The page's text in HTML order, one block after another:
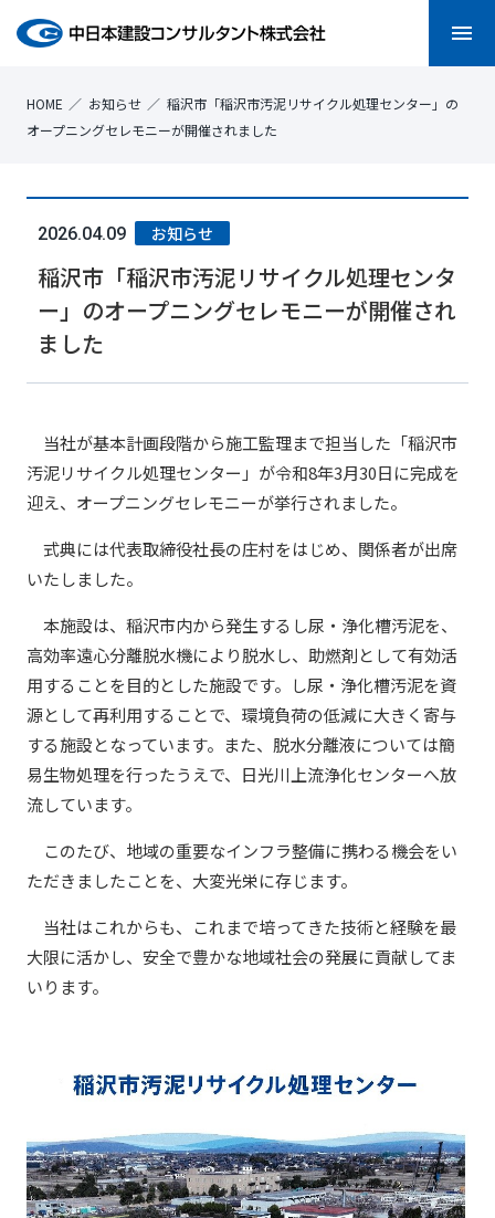
menu
HOME お知らせ
稲沢市「稲沢市汚泥リサイクル処理センター」の
オープニングセレモニーが開催されました
2026.04.09 お知らせ
稲沢市「稲沢市汚泥リサイクル処理センタ
ー」のオープニングセレモニーが開催され
ました
当社が基本計画段階から施工監理まで担当した「稲沢市
汚泥リサイクル処理センター」が令和8年3月30日に完成を
迎え、オープニングセレモニーが挙行されました。
式典には代表取締役社長の庄村をはじめ、関係者が出席
いたしました。
本施設は、稲沢市内から発生するし尿・浄化槽汚泥を、
高効率遠心分離脱水機により脱水し、助燃剤として有効活
用することを目的とした施設です。し尿・浄化槽汚泥を資
源として再利用することで、​環境負荷の低減に大きく寄与
する施設となっています。また、脱水分離液については簡
易生物処理を行ったうえで、日光川上流浄化センターへ放
流しています。
このたび、地域の重要なインフラ整備に携わる機会をい
ただきましたことを、大変光栄に存じます。
当社はこれからも、これまで培ってきた技術と経験を最
大限に活かし、安全で豊かな地域社会の発展に貢献してま
いります。